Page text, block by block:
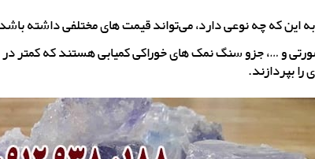
که چه نوعی دارد، می‌تواند قیمت های مختلفی داشته
و …، جزو سنگ نمک های خوراکی کمیابی هستند که کمتر در
بپردازند.